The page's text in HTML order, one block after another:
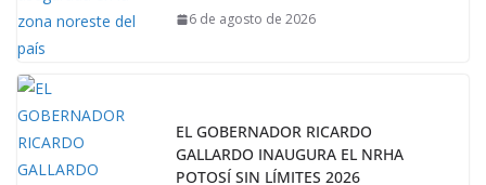
6 de agosto de 2026
EL GOBERNADOR RICARDO
GALLARDO INAUGURA EL NRHA
POTOSÍ SIN LÍMITES 2026